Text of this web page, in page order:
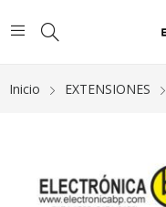
Inicio EXTENSIONES